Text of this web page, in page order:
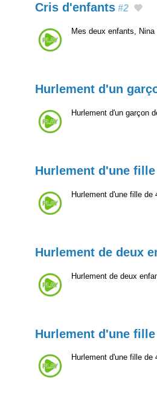
Cris d'enfants #2
Mes deux enfants,
Hurlement d'un
Hurlement d'un garçon
Hurlement d'une fille
Hurlement d'une fille de
Hurlement de deux
Hurlement de deux
Hurlement d'une fille
Hurlement d'une fille de